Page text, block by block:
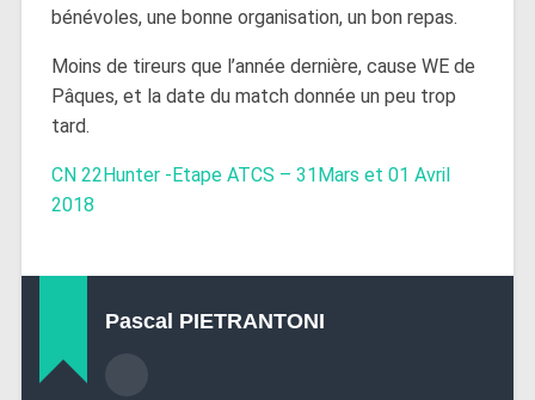
bénévoles, une bonne organisation, un bon repas.
Moins de tireurs que l’année dernière, cause WE de
Pâques, et la date du match donnée un peu trop
tard.
CN 22Hunter -Etape ATCS – 31Mars et 01 Avril
2018
Pascal PIETRANTONI